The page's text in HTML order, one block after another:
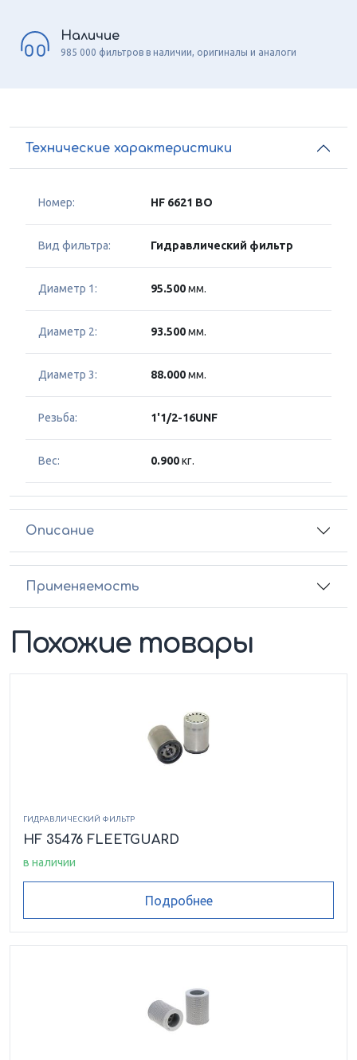
Наличие
985 000 фильтров в наличии, оригиналы и аналоги
Технические характеристики
Номер: HF 6621 BO
Вид фильтра: Гидравлический фильтр
Диаметр 1: 95.500мм.
Диаметр 2: 93.500мм.
Диаметр 3: 88.000мм.
Резьба: 1'1/2-16UNF
Вес: 0.900кг.
Описание
Применяемость
Похожие товары
ГИДРАВЛИЧЕСКИЙ ФИЛЬТР
HF 35476 FLEETGUARD
в наличии
Подробнее